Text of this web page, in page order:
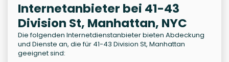
Internetanbieter bei 41-43
Division St, Manhattan, NYC
Die folgenden Internetdienstanbieter bieten Abdeckung
und Dienste an, die für 41-43 Division St, Manhattan
geeignet sind: